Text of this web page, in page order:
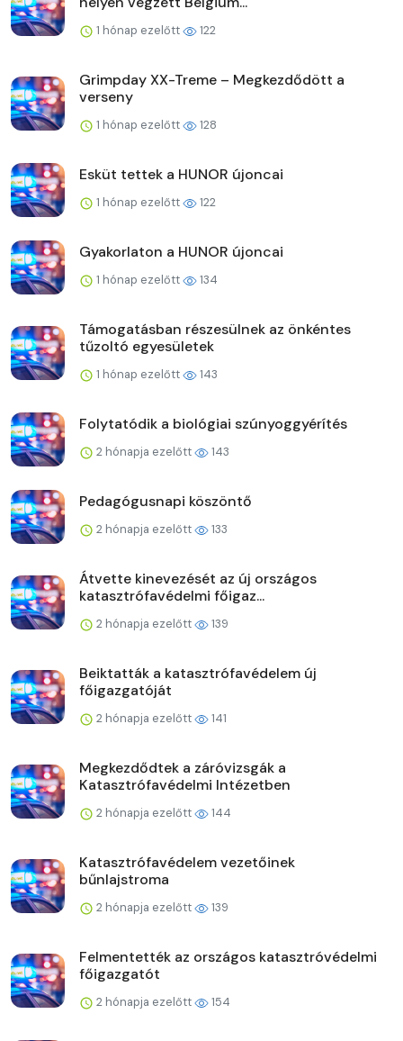
1 hónap ezelőtt 122
Grimpday XX-Treme – Megkezdődött a
verseny
1 hónap ezelőtt 128
Esküt tettek a HUNOR újoncai
1 hónap ezelőtt 122
Gyakorlaton a HUNOR újoncai
1 hónap ezelőtt 134
Támogatásban részesülnek az önkéntes
tűzoltó egyesületek
1 hónap ezelőtt 143
Folytatódik a biológiai szúnyoggyérítés
2 hónapja ezelőtt 143
Pedagógusnapi köszöntő
2 hónapja ezelőtt 133
Átvette kinevezését az új országos
katasztrófavédelmi főigaz...
2 hónapja ezelőtt 139
Beiktatták a katasztrófavédelem új
főigazgatóját
2 hónapja ezelőtt 141
Megkezdődtek a záróvizsgák a
Katasztrófavédelmi Intézetben
2 hónapja ezelőtt 144
Katasztrófavédelem vezetőinek
bűnlajstroma
2 hónapja ezelőtt 139
Felmentették az országos katasztróvédelmi
főigazgatót
2 hónapja ezelőtt 154